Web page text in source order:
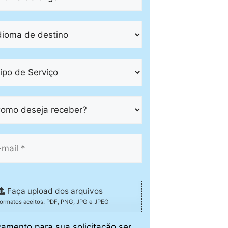
Faça upload dos arquivos
aceitos: PDF, PNG, JPG e JPEG